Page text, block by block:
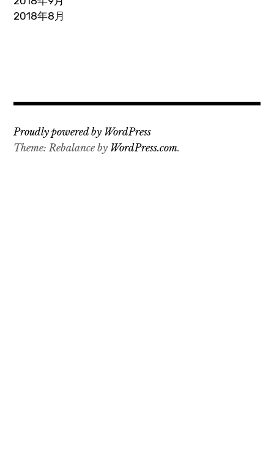
2018年8月
Proudly powered by WordPress
Theme: Rebalance by WordPress.com.